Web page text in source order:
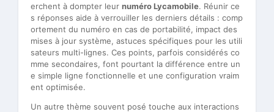
erchent à dompter leur numéro Lycamobile. Réunir ce
s réponses aide à verrouiller les derniers détails : comp
ortement du numéro en cas de portabilité, impact des
mises à jour système, astuces spécifiques pour les utili
sateurs multi-lignes. Ces points, parfois considérés co
mme secondaires, font pourtant la différence entre un
e simple ligne fonctionnelle et une configuration vraim
ent optimisée.
Un autre thème souvent posé touche aux interactions